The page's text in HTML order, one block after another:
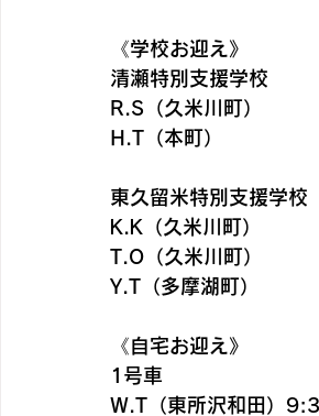
《学校お迎え》
清瀬特別支援学校　
R.S（久米川町）
H.T（本町）
東久留米特別支援学
K.K（久米川町）
T.O（久米川町）
Y.T（多摩湖町）
《自宅お迎え》
1号車
W.T（東所沢和田）